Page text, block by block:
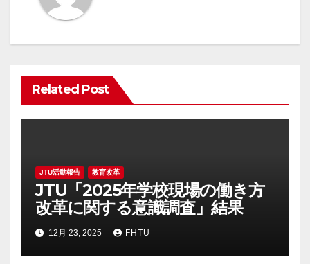
シ
ョ
ン
Related Post
JTU活動報告 教育改革
JTU「2025年学校現場の働き方
改革に関する意識調査」結果
12月 23, 2025 FHTU